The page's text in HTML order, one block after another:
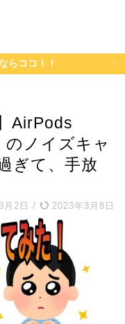
らココ！！
AirPods
ノイズキャ
ぎて、手放
月2日 / 2023年3月8日